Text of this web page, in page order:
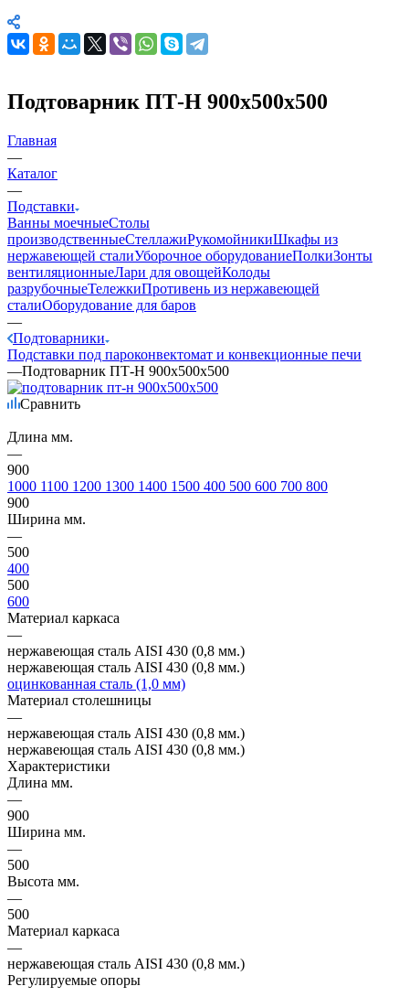
Подтоварник ПТ-Н 900х500х500
Главная
—
Каталог
—
Подставки
Ванны моечныеСтолы
производственныеСтеллажиРукомойникиШкафы из
нержавеющей сталиУборочное оборудованиеПолкиЗонты
вентиляционныеЛари для овощейКолоды
разрубочныеТележкиПротивень из нержавеющей
сталиОборудование для баров
—
Подтоварники
Подставки под пароконвектомат и конвекционные печи
—Подтоварник ПТ-Н 900х500х500
Сравнить
Длина мм.
—
900
1000 1100 1200 1300 1400 1500 400 500 600 700 800
900
Ширина мм.
—
500
400
500
600
Материал каркаса
—
нержавеющая сталь AISI 430 (0,8 мм.)
нержавеющая сталь AISI 430 (0,8 мм.)
оцинкованная сталь (1,0 мм)
Материал столешницы
—
нержавеющая сталь AISI 430 (0,8 мм.)
нержавеющая сталь AISI 430 (0,8 мм.)
Характеристики
Длина мм.
—
900
Ширина мм.
—
500
Высота мм.
—
500
Материал каркаса
—
нержавеющая сталь AISI 430 (0,8 мм.)
Регулируемые опоры